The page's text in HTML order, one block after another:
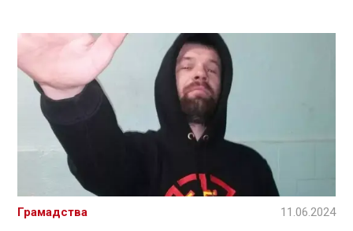
Грамадства 11.06.2024